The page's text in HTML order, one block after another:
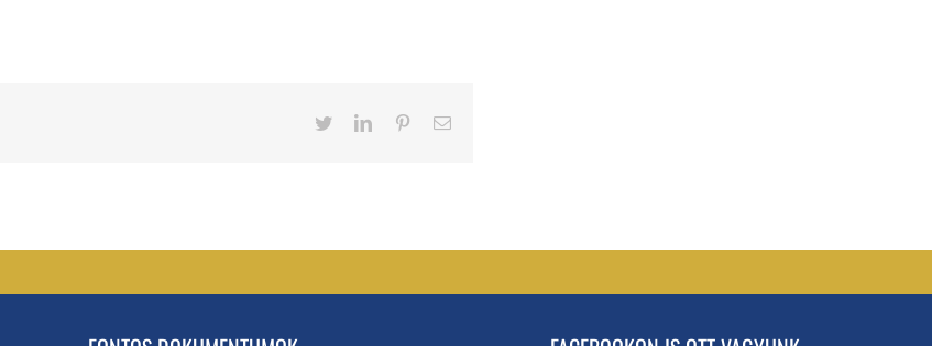
TwitterLinkedInPinterestEmail